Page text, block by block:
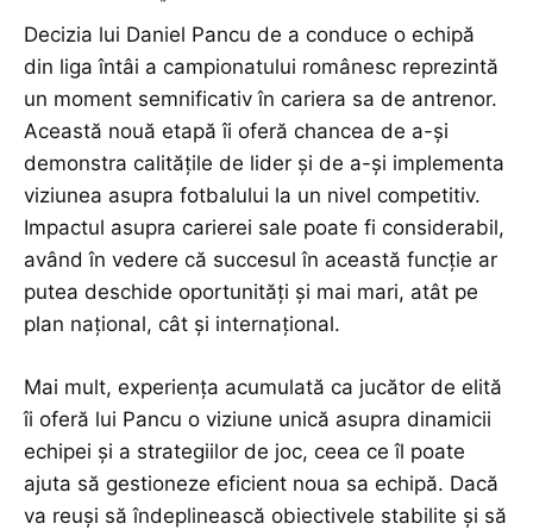
Decizia lui Daniel Pancu de a conduce o echipă
din liga întâi a campionatului românesc reprezintă
un moment semnificativ în cariera sa de antrenor.
Această nouă etapă îi oferă chancea de a-și
demonstra calitățile de lider și de a-și implementa
viziunea asupra fotbalului la un nivel competitiv.
Impactul asupra carierei sale poate fi considerabil,
având în vedere că succesul în această funcție ar
putea deschide oportunități și mai mari, atât pe
plan național, cât și internațional.
Mai mult, experiența acumulată ca jucător de elită
îi oferă lui Pancu o viziune unică asupra dinamicii
echipei și a strategiilor de joc, ceea ce îl poate
ajuta să gestioneze eficient noua sa echipă. Dacă
va reuși să îndeplinească obiectivele stabilite și să